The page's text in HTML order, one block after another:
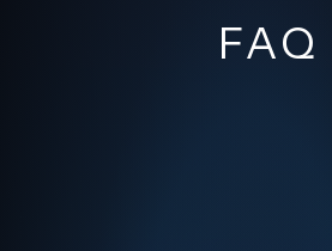
FAQ